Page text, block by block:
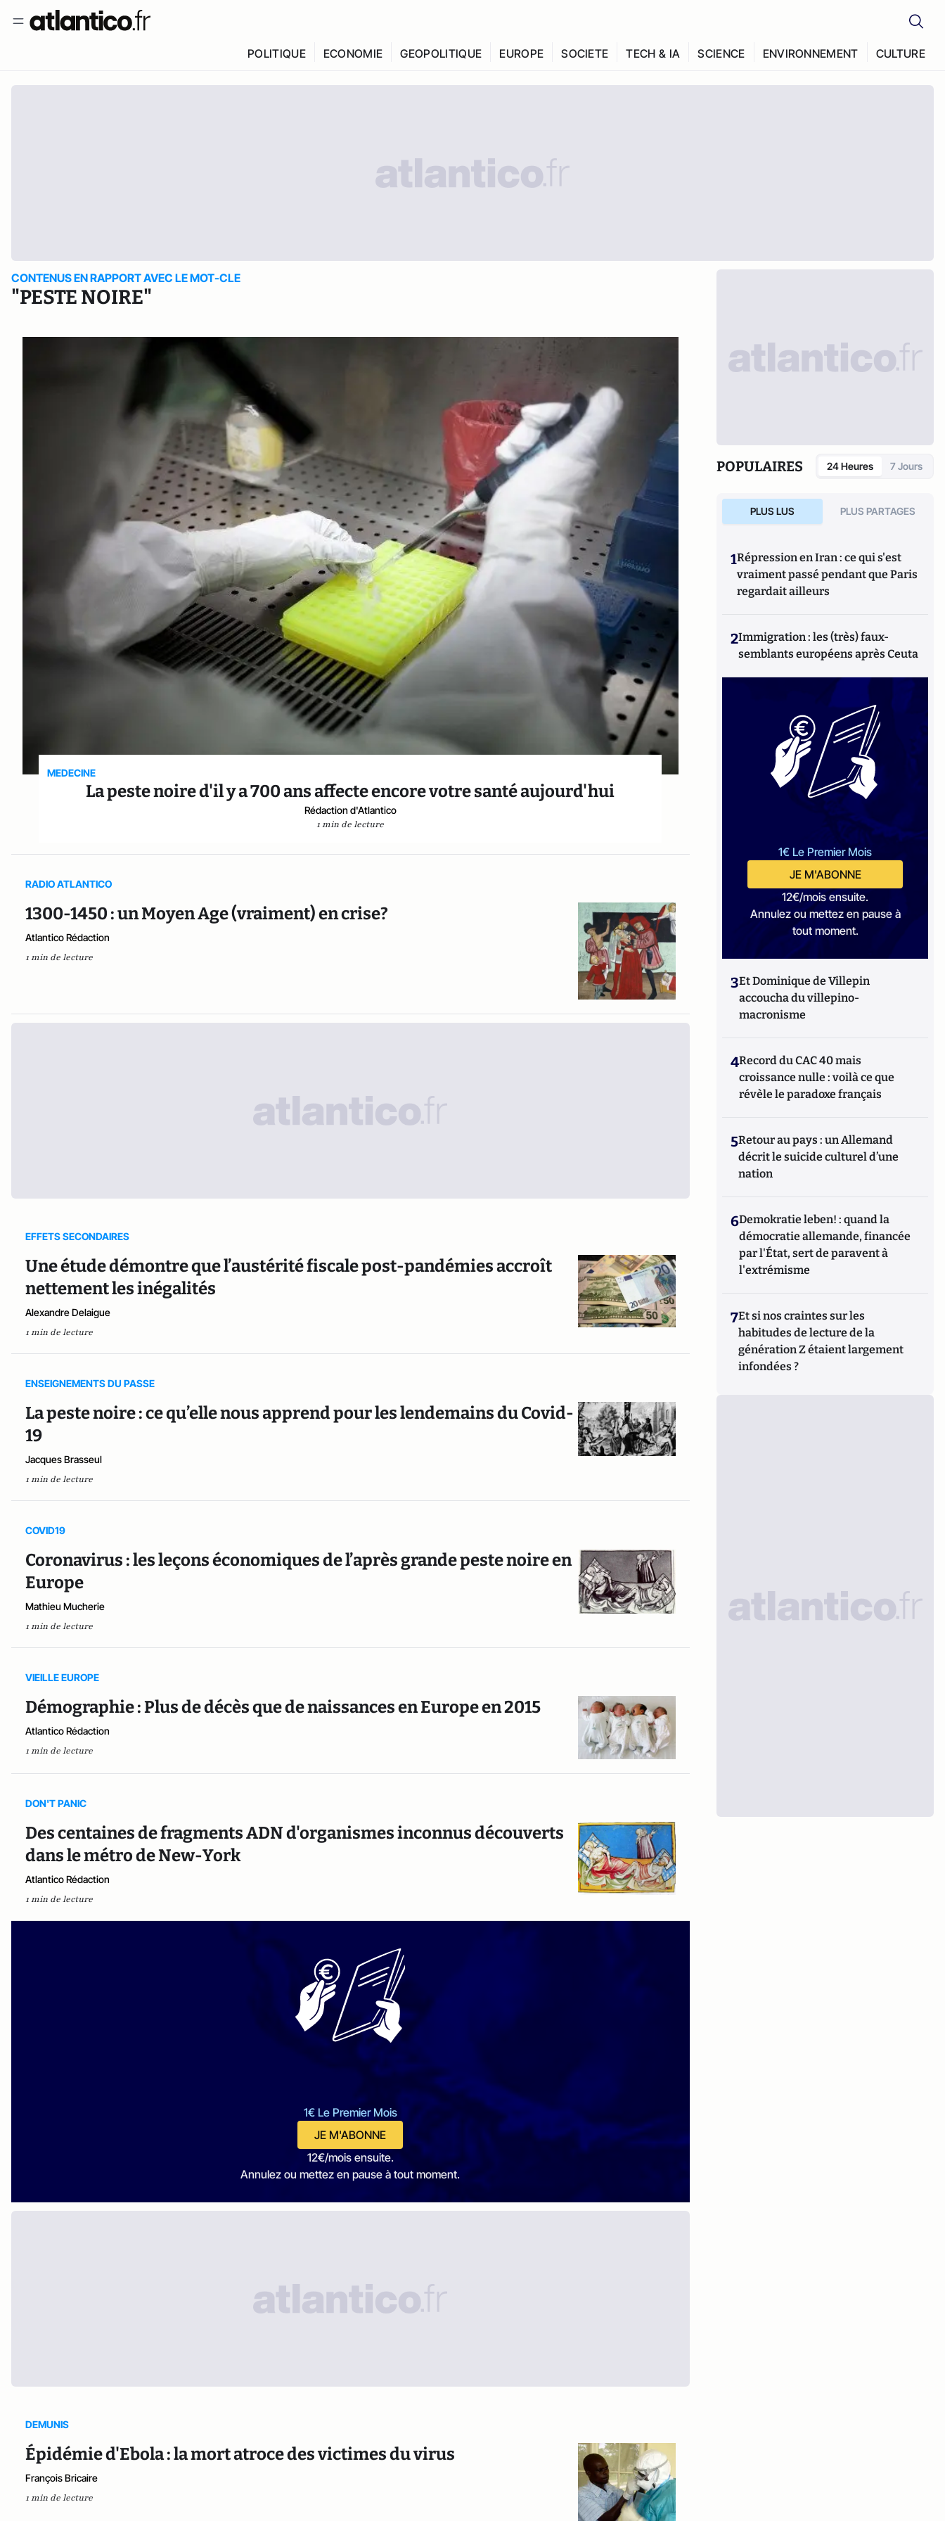
POLITIQUE ECONOMIE GEOPOLITIQUE EUROPE SOCIETE TECH & IA SCIENCE ENVIRONNEMENT CULTURE
CONTENUS EN RAPPORT AVEC LE MOT-CLE
"PESTE NOIRE"
MEDECINE
La peste noire d'il y a 700 ans affecte encore votre santé aujourd'hui
Rédaction d'Atlantico
1 min de lecture
RADIO ATLANTICO
1300-1450 : un Moyen Age (vraiment) en crise?
Atlantico Rédaction
1 min de lecture
EFFETS SECONDAIRES
Une étude démontre que l’austérité fiscale post-pandémies accroît
nettement les inégalités
Alexandre Delaigue
1 min de lecture
ENSEIGNEMENTS DU PASSE
La peste noire : ce qu’elle nous apprend pour les lendemains du Covid-
19
Jacques Brasseul
1 min de lecture
COVID19
Coronavirus : les leçons économiques de l’après grande peste noire en
Europe
Mathieu Mucherie
1 min de lecture
VIEILLE EUROPE
Démographie : Plus de décès que de naissances en Europe en 2015
Atlantico Rédaction
1 min de lecture
DON'T PANIC
Des centaines de fragments ADN d'organismes inconnus découverts
dans le métro de New-York
Atlantico Rédaction
1 min de lecture
1€ Le Premier Mois
JE M'ABONNE
12€/mois ensuite.
Annulez ou mettez en pause à tout moment.
DEMUNIS
Épidémie d'Ebola : la mort atroce des victimes du virus
François Bricaire
1 min de lecture
POPULAIRES 24 Heures 7 Jours
PLUS LUS PLUS PARTAGES
1Répression en Iran : ce qui s'est
vraiment passé pendant que Paris
regardait ailleurs
2Immigration : les (très) faux-
semblants européens après Ceuta
1€ Le Premier Mois
JE M'ABONNE
12€/mois ensuite.
Annulez ou mettez en pause à
tout moment.
3Et Dominique de Villepin
accoucha du villepino-
macronisme
4Record du CAC 40 mais
croissance nulle : voilà ce que
révèle le paradoxe français
5Retour au pays : un Allemand
décrit le suicide culturel d’une
nation
6Demokratie leben! : quand la
démocratie allemande, financée
par l'État, sert de paravent à
l'extrémisme
7Et si nos craintes sur les
habitudes de lecture de la
génération Z étaient largement
infondées ?